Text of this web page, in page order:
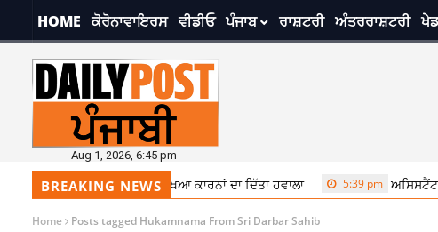
HOME ਕੋਰੋਨਾਵਾਇਰਸ ਵੀਡੀਓ ਪੰਜਾਬ ਰਾਸ਼ਟਰੀ ਅੰਤਰਰਾਸ਼ਟਰੀ
Aug 1, 2026, 6:45 pm
BREAKING NEWS
ਤੋਂ ਇਨਕਾਰ, ਸੁਰੱਖਿਆ ਕਾਰਨਾਂ ਦਾ ਦਿੱਤਾ ਹਵਾਲਾ 5:39 pm ਅਸਿਸਟੈਂਟ ਜੇਲ੍ਹ
Home Posts tagged Hukamnama From Sri Darbar Sahib